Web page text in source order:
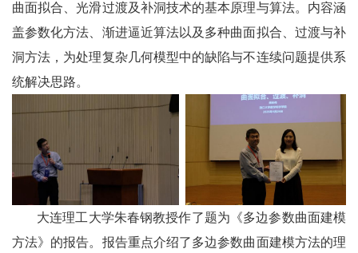
曲面拟合、光滑过渡及补洞技术的基本原理与算法。内容涵
盖参数化方法、渐进逼近算法以及多种曲面拟合、过渡与补
洞方法，为处理复杂几何模型中的缺陷与不连续问题提供系
统解决思路。
大连理工大学朱春钢教授作了题为《多边参数曲面建模
方法》的报告。报告重点介绍了多边参数曲面建模方法的理